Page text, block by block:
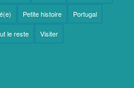
Petite histoire Portugal
le reste Visiter